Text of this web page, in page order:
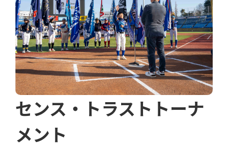
センス・トラストトーナ
メント